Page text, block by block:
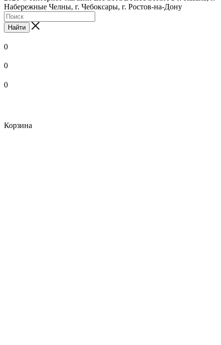
Набережные Челны, г. Чебоксары, г. Ростов-на-Дону
Найти
0
0
0
Корзина